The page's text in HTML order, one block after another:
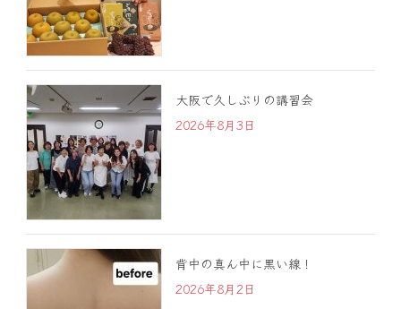
大阪で久しぶりの講習会
2026年8月3日
背中の真ん中に黒い線！
2026年8月2日